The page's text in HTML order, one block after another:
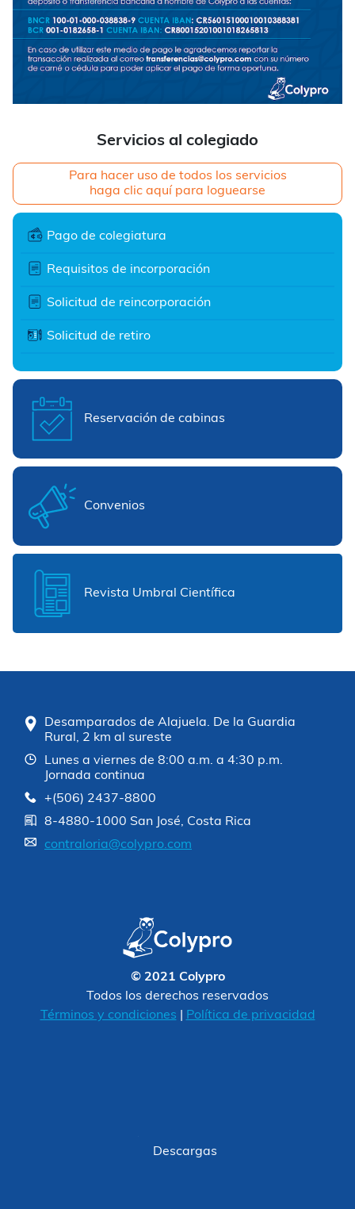
Servicios al colegiado
Para hacer uso de todos los servicios
haga clic aquí para loguearse
Pago de colegiatura
Requisitos de incorporación
Solicitud de reincorporación
Solicitud de retiro
Reservación de cabinas
Convenios
Revista Umbral Científica
Desamparados de Alajuela. De la Guardia
Rural, 2 km al sureste
Lunes a viernes de 8:00 a.m. a 4:30 p.m.
Jornada continua
+(506) 2437-8800
8-4880-1000 San José, Costa Rica
contraloria@colypro.com
© 2021 Colypro
Todos los derechos reservados
Términos y condiciones
Política de privacidad
Descargas